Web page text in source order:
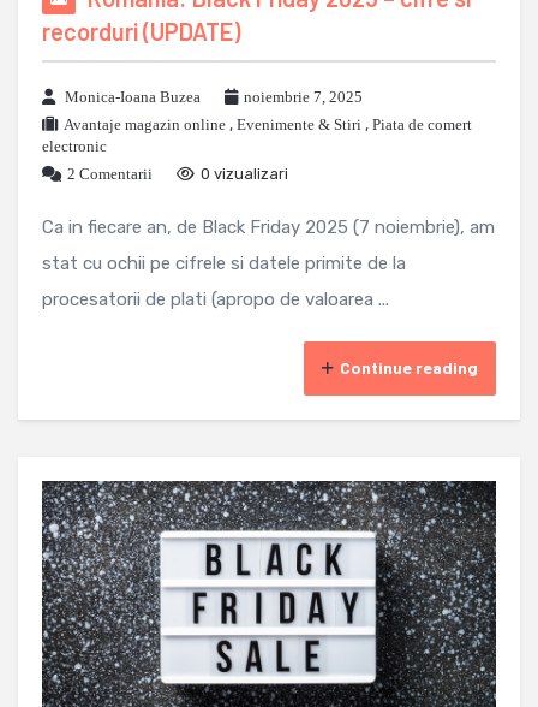
recorduri (UPDATE)
Monica-Ioana Buzea
noiembrie 7, 2025
Avantaje magazin online , Evenimente & Stiri , Piata de comert
electronic
2 Comentarii
0 vizualizari
Ca in fiecare an, de Black Friday 2025 (7 noiembrie), am
stat cu ochii pe cifrele si datele primite de la
procesatorii de plati (apropo de valoarea ...
Continue reading